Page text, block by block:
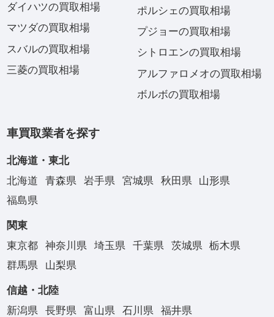
ダイハツの買取相場
マツダの買取相場
スバルの買取相場
三菱の買取相場
ポルシェの買取相場
プジョーの買取相場
シトロエンの買取相場
アルファロメオの買取相場
ボルボの買取相場
車買取業者を探す
北海道・東北
北海道
青森県 岩手県 宮城県 秋田県
山形県
福島県
関東
東京都
神奈川県 埼玉県 千葉県 茨城県
栃木県
群馬県
山梨県
信越・北陸
新潟県
長野県 富山県 石川県 福井県